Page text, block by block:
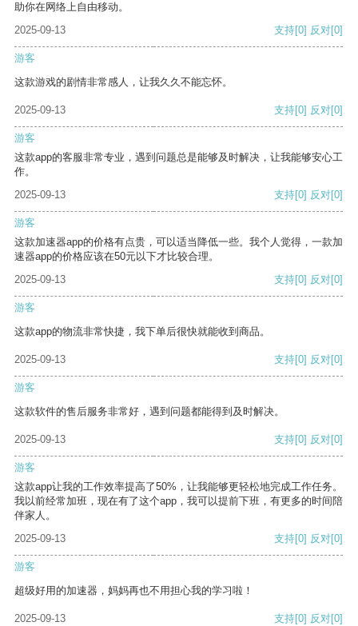
助你在网络上自由移动。
2025-09-13
支持[0] 反对[0]
游客
这款游戏的剧情非常感人，让我久久不能忘怀。
2025-09-13 支持[0] 反对[0]
游客
这款app的客服非常专业，遇到问题总是能够及时解决，让我能够安心工
作。
2025-09-13
支持[0] 反对[0]
游客
这款加速器app的价格有点贵，可以适当降低一些。我个人觉得，一款加
速器app的价格应该在50元以下才比较合理。
2025-09-13
支持[0] 反对[0]
游客
这款app的物流非常快捷，我下单后很快就能收到商品。
2025-09-13 支持[0] 反对[0]
游客
这款软件的售后服务非常好，遇到问题都能得到及时解决。
2025-09-13 支持[0] 反对[0]
游客
这款app让我的工作效率提高了50%，让我能够更轻松地完成工作任务。
我以前经常加班，现在有了这个app，我可以提前下班，有更多的时间陪
伴家人。
2025-09-13
支持[0] 反对[0]
游客
超级好用的加速器，妈妈再也不用担心我的学习啦！
2025-09-13 支持[0] 反对[0]